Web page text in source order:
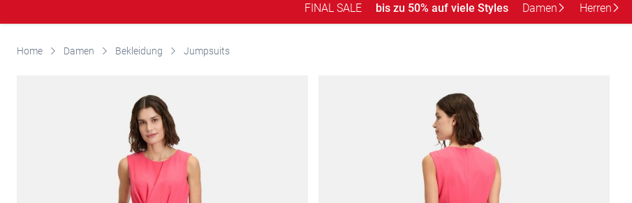
FINAL SALE bis zu 50% auf viele Styles Damen Herren
Home Damen Bekleidung Jumpsuits